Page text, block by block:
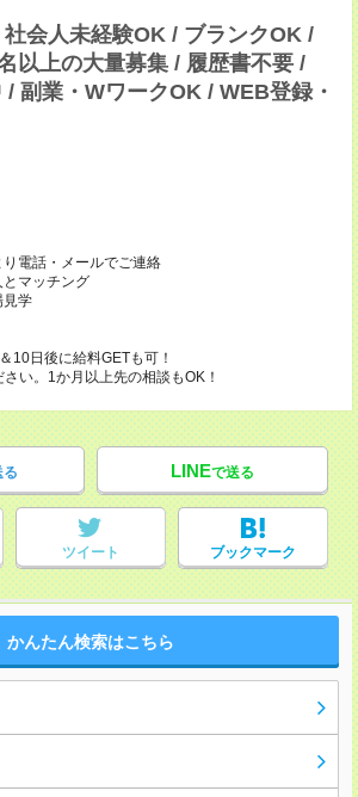
会人未経験OK / ブランクOK /
以上の大量募集 / 履歴書不要 /
副業・WワークOK / WEB登録・
電話・メールでご連絡
マッチング
見学
10日後に給料GETも可！
い。1か月以上先の相談もOK！
る LINEで送る
ツイート ブックマーク
かんたん検索はこちら